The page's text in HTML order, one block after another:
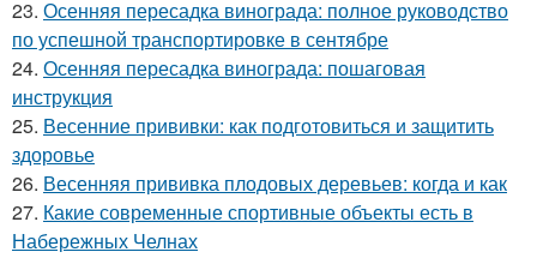
23. Осенняя пересадка винограда: полное руководство
по успешной транспортировке в сентябре
24. Осенняя пересадка винограда: пошаговая
инструкция
25. Весенние прививки: как подготовиться и защитить
здоровье
26. Весенняя прививка плодовых деревьев: когда и как
27. Какие современные спортивные объекты есть в
Набережных Челнах